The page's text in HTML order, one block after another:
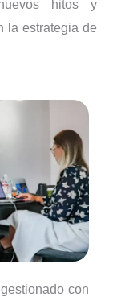
hitos y
la estrategia de
con